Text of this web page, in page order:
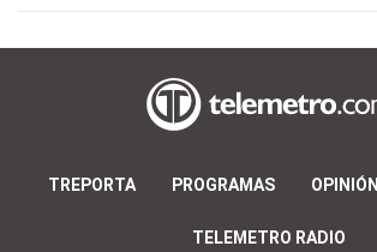
TREPORTA PROGRAMAS OPINIÓN
TELEMETRO RADIO